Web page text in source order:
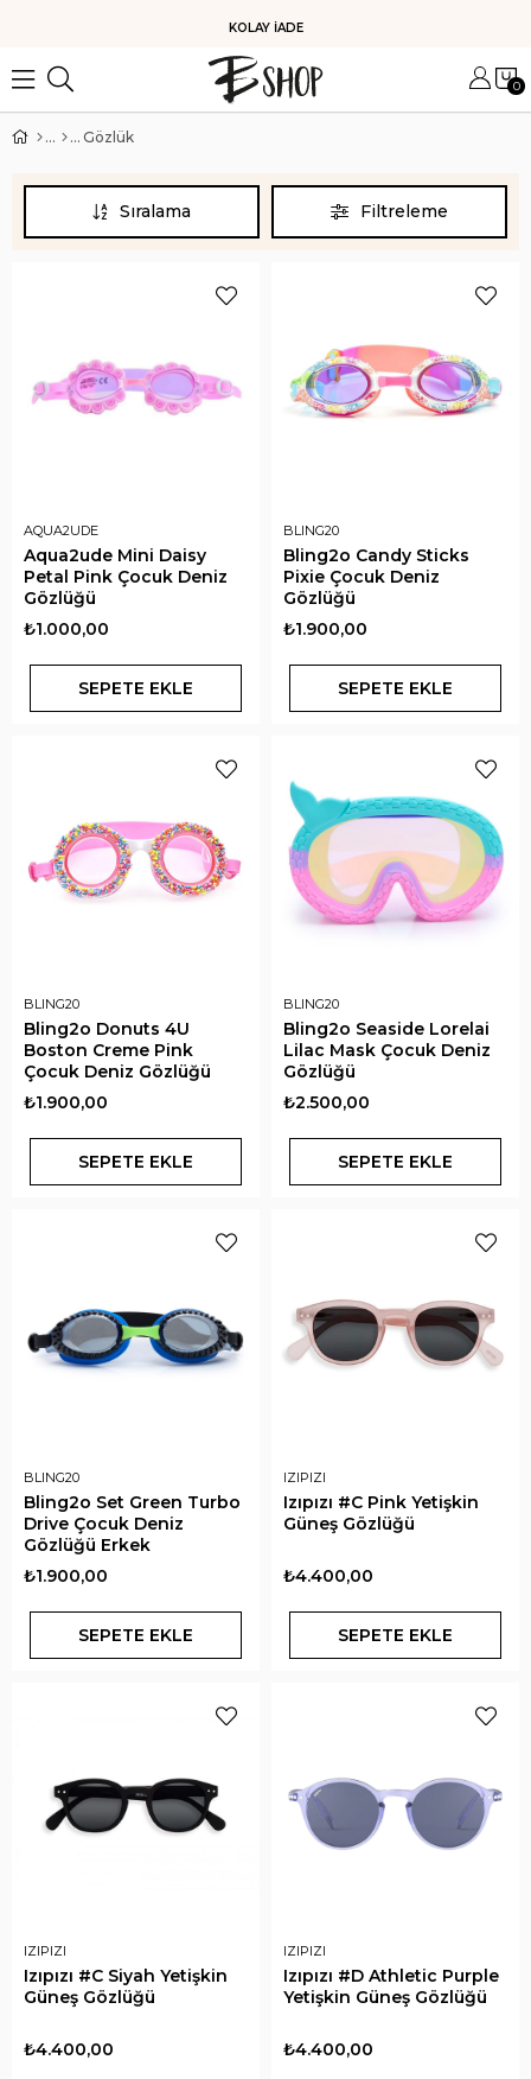
KOLAY İADE
0
Gözlük
Filtreleme
Sıralama
AQUA2UDE
Aqua2ude Mini Daisy
Petal Pink Çocuk Deniz
Gözlüğü
₺1.000,00
SEPETE EKLE
BLING20
Bling2o Candy Sticks
Pixie Çocuk Deniz
Gözlüğü
₺1.900,00
SEPETE EKLE
BLING20
Bling2o Donuts 4U
Boston Creme Pink
Çocuk Deniz Gözlüğü
₺1.900,00
SEPETE EKLE
BLING20
Bling2o Seaside Lorelai
Lilac Mask Çocuk Deniz
Gözlüğü
₺2.500,00
SEPETE EKLE
BLING20
Bling2o Set Green Turbo
Drive Çocuk Deniz
Gözlüğü Erkek
₺1.900,00
SEPETE EKLE
IZIPIZI
Izıpızı #C Pink Yetişkin
Güneş Gözlüğü
₺4.400,00
SEPETE EKLE
IZIPIZI
Izıpızı #C Siyah Yetişkin
Güneş Gözlüğü
₺4.400,00
IZIPIZI
Izıpızı #D Athletic Purple
Yetişkin Güneş Gözlüğü
₺4.400,00